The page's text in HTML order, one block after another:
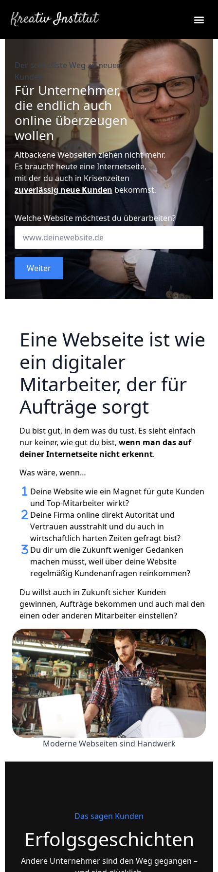
Kreativ Institut
Leistungen
Der schnellste Weg zu neuen
Kunden
Für Unternehmer,
die endlich auch
online überzeugen
wollen
Altbackene Webseiten ziehen nicht mehr.
Es braucht heute eine Internetseite,
mit der du auch in Krisenzeiten
zuverlässig neue Kunden bekommst.
Welche Website möchtest du überarbeiten?
Weiter
Eine Webseite ist wie
ein digitaler
Mitarbeiter, der für
Aufträge sorgt
Du bist gut, in dem was du tust. Es sieht einfach
nur keiner, wie gut du bist, wenn man das auf
deiner Internetseite nicht erkennt.
Was wäre, wenn…
Deine Website wie ein Magnet für gute Kunden
und Top-Mitarbeiter wirkt?
Deine Firma online direkt Autorität und
Vertrauen ausstrahlt und du auch in
wirtschaftlich harten Zeiten gefragt bist?
Du dir um die Zukunft weniger Gedanken
machen musst, weil über deine Website
regelmäßig Kundenanfragen reinkommen?
Du willst auch in Zukunft sicher Kunden
gewinnen, Aufträge bekommen und auch mal den
einen oder anderen Mitarbeiter einstellen?
Moderne Webseiten sind Handwerk
Das sagen Kunden
Erfolgsgeschichten
Andere Unternehmer sind den Weg gegangen –